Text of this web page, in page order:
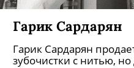
Гарик Сардарян
Гарик Сардарян
зубочистки с нитью, но